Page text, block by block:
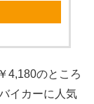
4,180のところ
イカーに人気